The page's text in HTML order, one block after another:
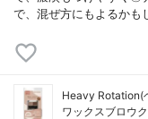
で、混ぜ方にもよるかも
Heavy Rotation(
ワックスブロウ